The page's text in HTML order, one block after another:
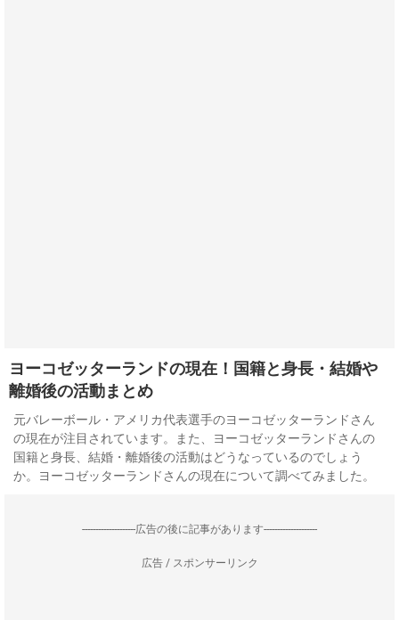
ヨーコゼッターランドの現在！国籍と身長・結婚や
離婚後の活動まとめ
元バレーボール・アメリカ代表選手のヨーコゼッターランドさん
の現在が注目されています。また、ヨーコゼッターランドさんの
国籍と身長、結婚・離婚後の活動はどうなっているのでしょう
か。ヨーコゼッターランドさんの現在について調べてみました。
--------------------広告の後に記事があります--------------------
広告 / スポンサーリンク